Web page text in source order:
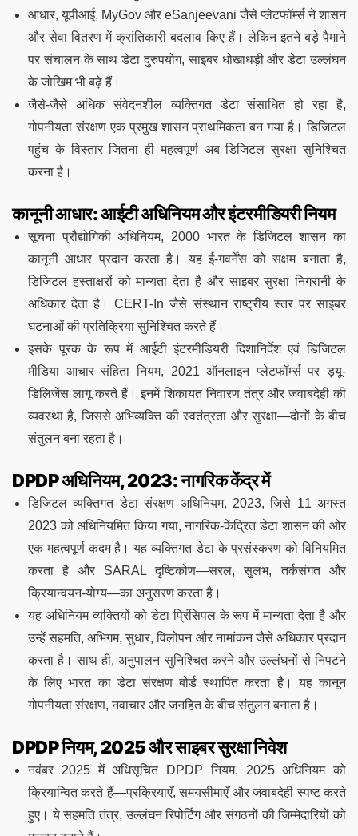
आधार, यूपीआई, MyGov और eSanjeevani जैसे प्लेटफॉर्म्स ने शासन
और सेवा वितरण में क्रांतिकारी बदलाव किए हैं। लेकिन इतने बड़े पैमाने
पर संचालन के साथ डेटा दुरुपयोग, साइबर धोखाधड़ी और डेटा उल्लंघन
के जोखिम भी बढ़े हैं।
जैसे-जैसे अधिक संवेदनशील व्यक्तिगत डेटा संसाधित हो रहा है,
गोपनीयता संरक्षण एक प्रमुख शासन प्राथमिकता बन गया है। डिजिटल
पहुंच के विस्तार जितना ही महत्वपूर्ण अब डिजिटल सुरक्षा सुनिश्चित
करना है।
कानूनी आधार: आईटी अधिनियम और इंटरमीडियरी नियम
सूचना प्रौद्योगिकी अधिनियम, 2000 भारत के डिजिटल शासन का
कानूनी आधार प्रदान करता है। यह ई-गवर्नेंस को सक्षम बनाता है,
डिजिटल हस्ताक्षरों को मान्यता देता है और साइबर सुरक्षा निगरानी के
अधिकार देता है। CERT-In जैसे संस्थान राष्ट्रीय स्तर पर साइबर
घटनाओं की प्रतिक्रिया सुनिश्चित करते हैं।
इसके पूरक के रूप में आईटी इंटरमीडियरी दिशानिर्देश एवं डिजिटल
मीडिया आचार संहिता नियम, 2021 ऑनलाइन प्लेटफॉर्म्स पर ड्यू-
डिलिजेंस लागू करते हैं। इनमें शिकायत निवारण तंत्र और जवाबदेही की
व्यवस्था है, जिससे अभिव्यक्ति की स्वतंत्रता और सुरक्षा—दोनों के बीच
संतुलन बना रहता है।
DPDP अधिनियम, 2023: नागरिक केंद्र में
डिजिटल व्यक्तिगत डेटा संरक्षण अधिनियम, 2023, जिसे 11 अगस्त
2023 को अधिनियमित किया गया, नागरिक-केंद्रित डेटा शासन की ओर
एक महत्वपूर्ण कदम है। यह व्यक्तिगत डेटा के प्रसंस्करण को विनियमित
करता है और SARAL दृष्टिकोण—सरल, सुलभ, तर्कसंगत और
क्रियान्वयन-योग्य—का अनुसरण करता है।
यह अधिनियम व्यक्तियों को डेटा प्रिंसिपल के रूप में मान्यता देता है और
उन्हें सहमति, अभिगम, सुधार, विलोपन और नामांकन जैसे अधिकार प्रदान
करता है। साथ ही, अनुपालन सुनिश्चित करने और उल्लंघनों से निपटने
के लिए भारत का डेटा संरक्षण बोर्ड स्थापित करता है। यह कानून
गोपनीयता संरक्षण, नवाचार और जनहित के बीच संतुलन बनाता है।
DPDP नियम, 2025 और साइबर सुरक्षा निवेश
नवंबर 2025 में अधिसूचित DPDP नियम, 2025 अधिनियम को
क्रियान्वित करते हैं—प्रक्रियाएँ, समयसीमाएँ और जवाबदेही स्पष्ट करते
हुए। ये सहमति तंत्र, उल्लंघन रिपोर्टिंग और संगठनों की जिम्मेदारियों को